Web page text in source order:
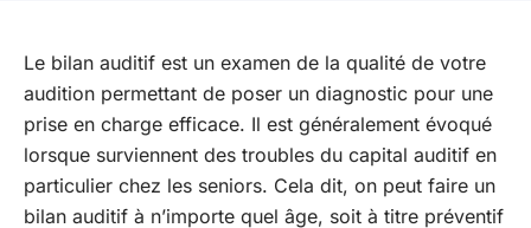
Le bilan auditif est un examen de la qualité de votre
audition permettant de poser un diagnostic pour une
prise en charge efficace. Il est généralement évoqué
lorsque surviennent des troubles du capital auditif en
particulier chez les seniors. Cela dit, on peut faire un
bilan auditif à n’importe quel âge, soit à titre préventif